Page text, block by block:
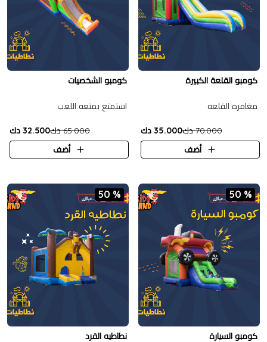
كومبو القلعة الكبيرة
مغامره القلعه
70.000 دك
35.000 دك
أضف
كومبو الشخصيات
استمتع بمتعه اللعب
65.000 دك
32.500 دك
أضف
50 %
كومبو السيارة
50 %
نطاطيه القرد